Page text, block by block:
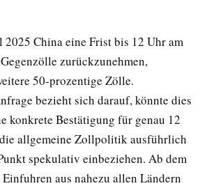
China eine Frist bis 12 Uhr am
zurückzunehmen,
50-prozentige Zölle.
bezieht sich darauf, könnte dies
konkrete Bestätigung für genau 12
allgemeine Zollpolitik ausführlich
spekulativ einbeziehen. Ab dem
aus nahezu allen Ländern